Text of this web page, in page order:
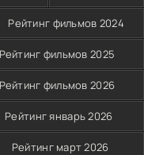
Рейтинг фильмов 2024
Рейтинг фильмов 2025
Рейтинг фильмов 2026
Рейтинг январь 2026
Рейтинг март 2026